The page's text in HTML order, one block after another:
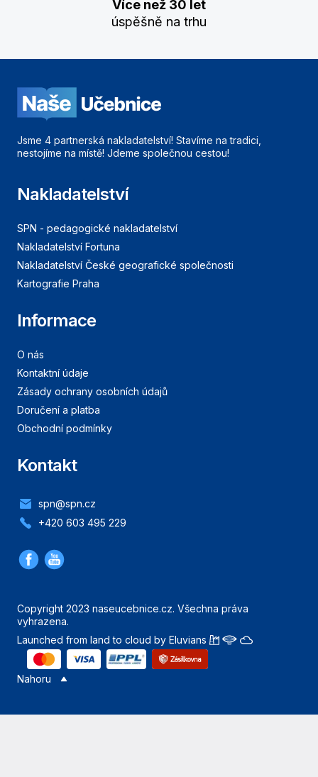
Více než 30 let
úspěšně na trhu
Jsme 4 partnerská nakladatelství! Stavíme na tradici,
nestojíme na místě! Jdeme společnou cestou!
Nakladatelství
SPN - pedagogické nakladatelství
Nakladatelství Fortuna
Nakladatelství České geografické společnosti
Kartografie Praha
Informace
O nás
Kontaktní údaje
Zásady ochrany osobních údajů
Doručení a platba
Obchodní podmínky
Kontakt
spn@spn.cz
+420 603 495 229
Copyright 2023 naseucebnice.cz. Všechna práva
vyhrazena.
Launched from land to cloud by Eluvians
Nahoru